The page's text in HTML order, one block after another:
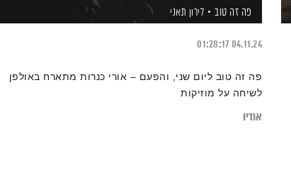
פה זה טוב לירון תאני
04.11.24
01:28:17
פה זה טוב ליום שני, והפעם – אורי כנרות מתארח באולפן
לשיחה על מוזיקות
אודיו